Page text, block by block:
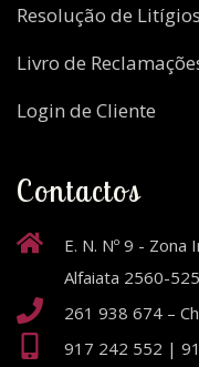
Resolução de Litígios
Livro de
Login de Cliente
Contactos
E. N. Nº 9 -
Alfaiata 2560-
261 938 674 –
917 242 552 |